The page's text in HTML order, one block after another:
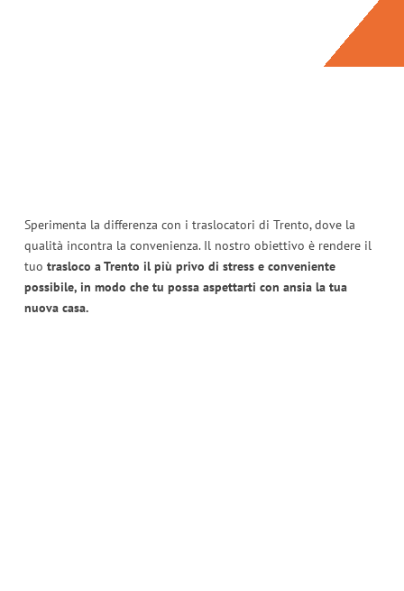
Sperimenta la differenza con i traslocatori di Trento, dove la
qualità incontra la convenienza. Il nostro obiettivo è rendere il
tuo trasloco a Trento il più privo di stress e conveniente
possibile, in modo che tu possa aspettarti con ansia la tua
nuova casa.